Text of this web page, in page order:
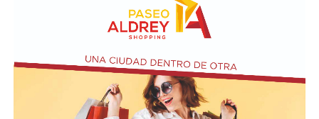
En paralelo, distintos gremios y organizaciones sociales
se sumaron bajo las consignas de paz, pan, tierra, techo
desocupados.